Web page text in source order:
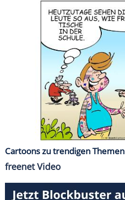
Cartoons zu trendigen Themen
freenet Video